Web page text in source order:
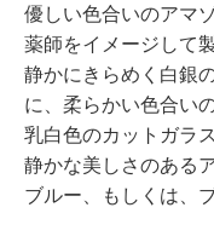
優しい色合いのアマ
薬師をイメージして
静かにきらめく白銀
に、柔らかい色合い
乳白色のカットガラ
静かな美しさのある
ブルー、もしくは、